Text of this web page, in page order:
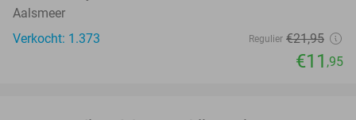
Aalsmeer
Verkocht: 1.373
Regulier €21,95
€11 ,95